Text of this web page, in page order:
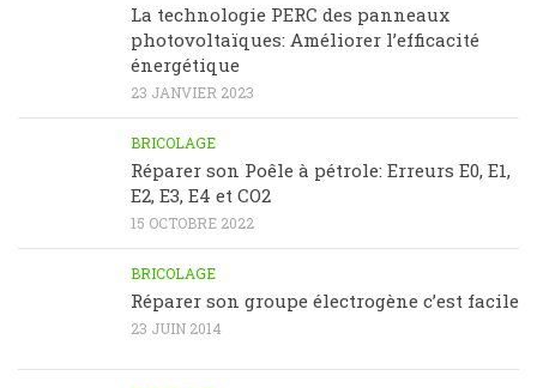
La technologie PERC des panneaux
photovoltaïques: Améliorer l’efficacité
énergétique
23 JANVIER 2023
BRICOLAGE
Réparer son Poêle à pétrole: Erreurs E0, E1,
E2, E3, E4 et CO2
15 OCTOBRE 2022
BRICOLAGE
Réparer son groupe électrogène c’est facile
23 JUIN 2014